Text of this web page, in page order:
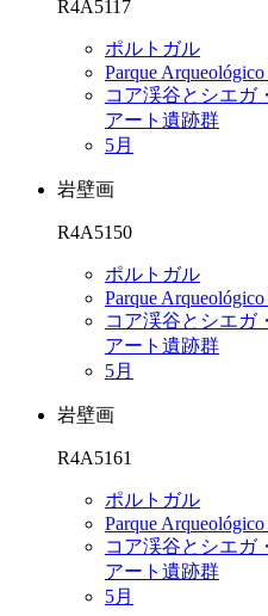
R4A5117
ポルトガル
Parque
コア渓谷とシエガ
アート遺跡群
5月
岩壁画
R4A5150
ポルトガル
Parque
コア渓谷とシエガ
アート遺跡群
5月
岩壁画
R4A5161
ポルトガル
Parque
コア渓谷とシエガ
アート遺跡群
5月